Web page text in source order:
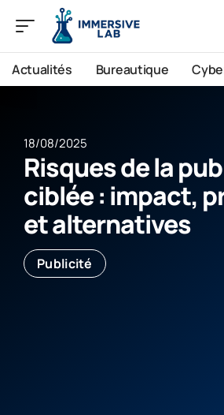
Actualités Bureautique
18/08/2025
Risques de la
ciblée : impact,
et alternatives
Publicité